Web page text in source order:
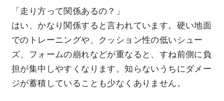
「走り方って関係あるの？」
はい、かなり関係すると言われています。硬い地面
でのトレーニングや、クッション性の低いシュー
ズ、フォームの崩れなどが重なると、すね前側に負
担が集中しやすくなります。知らないうちにダメー
ジが蓄積していることも少なくありません。